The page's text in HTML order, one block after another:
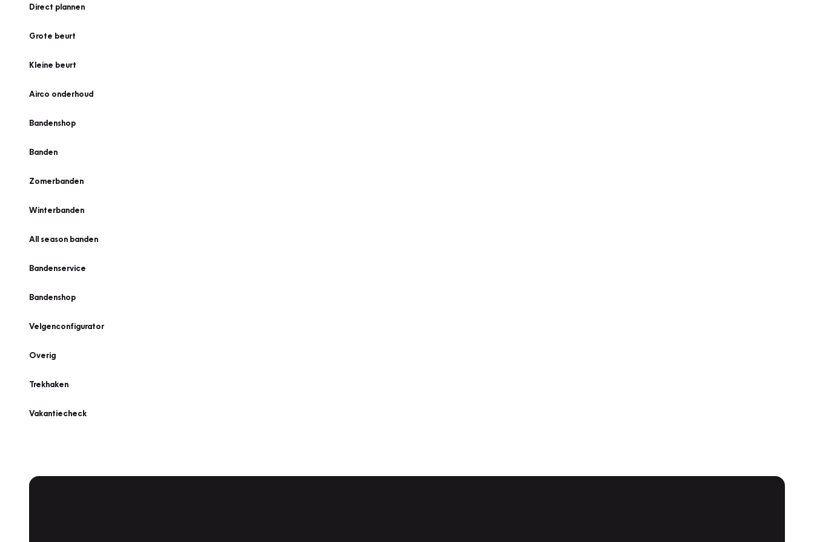
Direct plannen
Grote beurt
Kleine beurt
Airco onderhoud
Bandenshop
Banden
Zomerbanden
Winterbanden
All season banden
Bandenservice
Bandenshop
Velgenconfigurator
Overig
Trekhaken
Vakantiecheck